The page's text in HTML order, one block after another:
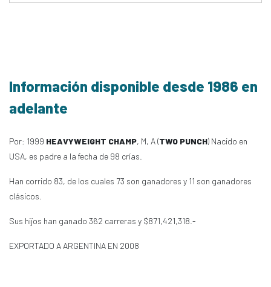
Información disponible desde 1986 en
adelante
Por: 1999 HEAVYWEIGHT CHAMP, M, A (TWO PUNCH) Nacido en
USA, es padre a la fecha de 98 crías.
Han corrido 83, de los cuales 73 son ganadores y 11 son ganadores
clásicos.
Sus hijos han ganado 362 carreras y $871,421,318.-
EXPORTADO A ARGENTINA EN 2008